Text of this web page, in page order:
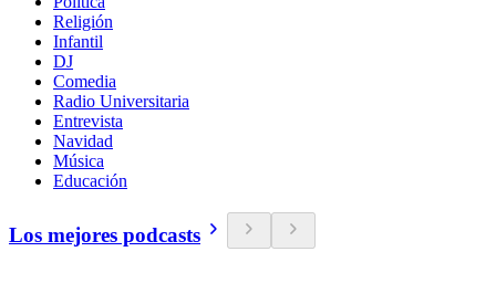
Religión
Infantil
DJ
Comedia
Radio Universitaria
Entrevista
Navidad
Música
Educación
Los mejores podcasts